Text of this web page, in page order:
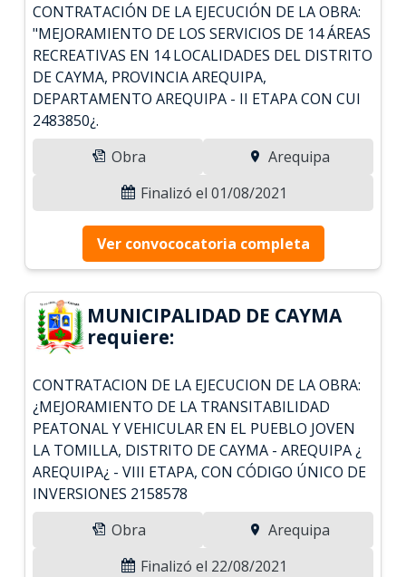
CONTRATACIÓN DE LA EJECUCIÓN DE LA OBRA:
"MEJORAMIENTO DE LOS SERVICIOS DE 14 ÁREAS
RECREATIVAS EN 14 LOCALIDADES DEL DISTRITO
DE CAYMA, PROVINCIA AREQUIPA,
DEPARTAMENTO AREQUIPA - II ETAPA CON CUI
2483850¿.
Obra
Arequipa
Finalizó el 01/08/2021
Ver convococatoria completa
MUNICIPALIDAD DE CAYMA
requiere:
CONTRATACION DE LA EJECUCION DE LA OBRA:
¿MEJORAMIENTO DE LA TRANSITABILIDAD
PEATONAL Y VEHICULAR EN EL PUEBLO JOVEN
LA TOMILLA, DISTRITO DE CAYMA - AREQUIPA ¿
AREQUIPA¿ - VIII ETAPA, CON CÓDIGO ÚNICO DE
INVERSIONES 2158578
Obra
Arequipa
Finalizó el 22/08/2021